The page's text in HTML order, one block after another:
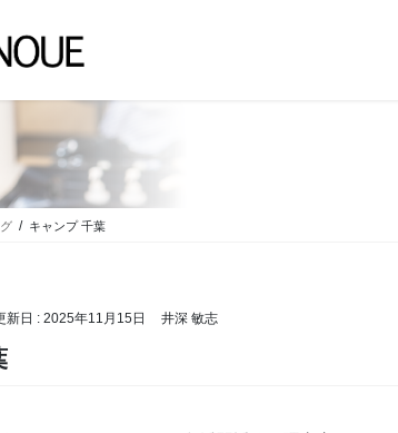
キャンプ 千葉
新日 : 2025年11月15日 井深 敏志